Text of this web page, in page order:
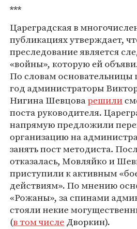
***
Цареградская в
публикациях утверждает,
преследование является
«войны», которую ей
По словам основательницы
год администраторы
Нигина Шевцоварешили
поста руководителя.
напрямую предложили
организацию на
занять пост методиста.
отказалась, Мовляйко и
приступили к активным
действиям». По мнению
«Рожаны», за спинами
стояли некие
(в том числе Дворкин).